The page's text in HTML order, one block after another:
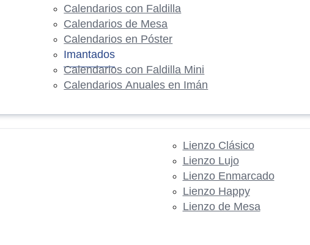
Calendarios con Faldilla
Calendarios de Mesa
Calendarios en Póster
Imantados
Calendarios con Faldilla Mini
Calendarios Anuales en Imán
Lienzo Clásico
Lienzo Lujo
Lienzo Enmarcado
Lienzo Happy
Lienzo de Mesa